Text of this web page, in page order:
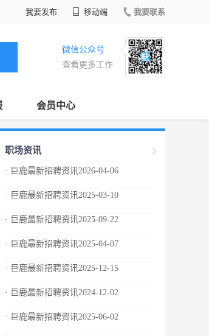
我要发布 移动端 我要联系
微信公众号
查看更多工作
会员中心
职场资讯
· 巨鹿最新招聘资讯2026-04-06
· 巨鹿最新招聘资讯2025-03-10
· 巨鹿最新招聘资讯2025-09-22
· 巨鹿最新招聘资讯2025-04-07
· 巨鹿最新招聘资讯2025-12-15
· 巨鹿最新招聘资讯2024-12-02
· 巨鹿最新招聘资讯2025-06-02